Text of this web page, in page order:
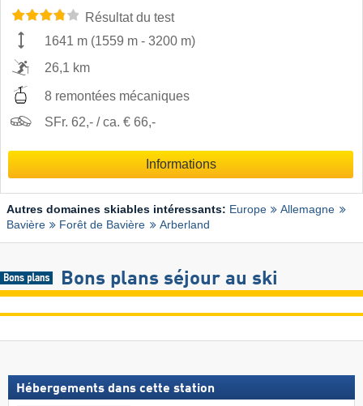
Résultat du test
1641 m (1559 m - 3200 m)
26,1 km
8 remontées mécaniques
SFr. 62,- / ca. € 66,-
Informations
Autres domaines skiables intéressants: Europe
Allemagne
Bavière
Forêt de Bavière Arberland
Bons plans séjour au ski
Hébergements dans cette station